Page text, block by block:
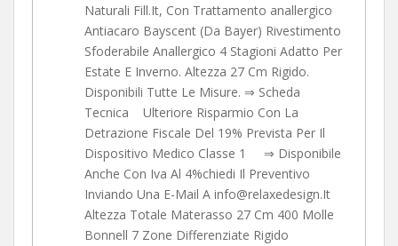
Naturali Fill.It, Con Trattamento anallergico
Antiacaro Bayscent (Da Bayer) Rivestimento
Sfoderabile Anallergico 4 Stagioni Adatto Per
Estate E Inverno. Altezza 27 Cm Rigido.
Disponibili Tutte Le Misure. ⇒ Scheda
Tecnica Ulteriore Risparmio Con La
Detrazione Fiscale Del 19% Prevista Per Il
Dispositivo Medico Classe 1 ⇒ Disponibile
Anche Con Iva Al 4%chiedi Il Preventivo
Inviando Una E-Mail A info@relaxedesign.It
Altezza Totale Materasso 27 Cm 400 Molle
Bonnell 7 Zone Differenziate Rigido